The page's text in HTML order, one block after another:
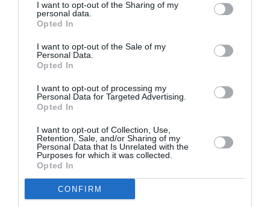
I want to opt-out of the Sharing of my
personal data.
Opted In
I want to opt-out of the Sale of my
Personal Data.
Opted In
I want to opt-out of processing my
Personal Data for Targeted Advertising.
Opted In
I want to opt-out of Collection, Use,
Retention, Sale, and/or Sharing of my
Personal Data that Is Unrelated with the
Purposes for which it was collected.
Opted In
CONFIRM
την Τέχνη και τον Πολιτισμό!
Σχετικά Άρθρα